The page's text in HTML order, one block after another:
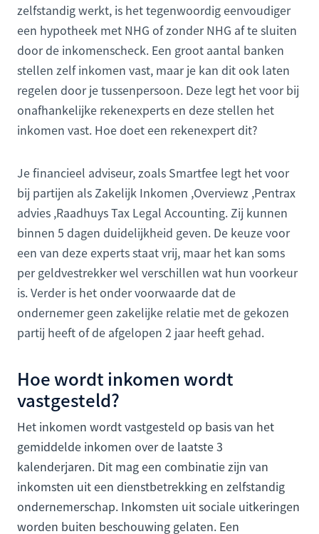
zelfstandig werkt, is het tegenwoordig eenvoudiger
een hypotheek met NHG of zonder NHG af te sluiten
door de inkomenscheck. Een groot aantal banken
stellen zelf inkomen vast, maar je kan dit ook laten
regelen door je tussenpersoon. Deze legt het voor bij
onafhankelijke rekenexperts en deze stellen het
inkomen vast. Hoe doet een rekenexpert dit?
Je financieel adviseur, zoals Smartfee legt het voor
bij partijen als Zakelijk Inkomen ,Overviewz ,Pentrax
advies ,Raadhuys Tax Legal Accounting. Zij kunnen
binnen 5 dagen duidelijkheid geven. De keuze voor
een van deze experts staat vrij, maar het kan soms
per geldvestrekker wel verschillen wat hun voorkeur
is. Verder is het onder voorwaarde dat de
ondernemer geen zakelijke relatie met de gekozen
partij heeft of de afgelopen 2 jaar heeft gehad.
Hoe wordt inkomen wordt
vastgesteld?
Het inkomen wordt vastgesteld op basis van het
gemiddelde inkomen over de laatste 3
kalenderjaren. Dit mag een combinatie zijn van
inkomsten uit een dienstbetrekking en zelfstandig
ondernemerschap. Inkomsten uit sociale uitkeringen
worden buiten beschouwing gelaten. Een